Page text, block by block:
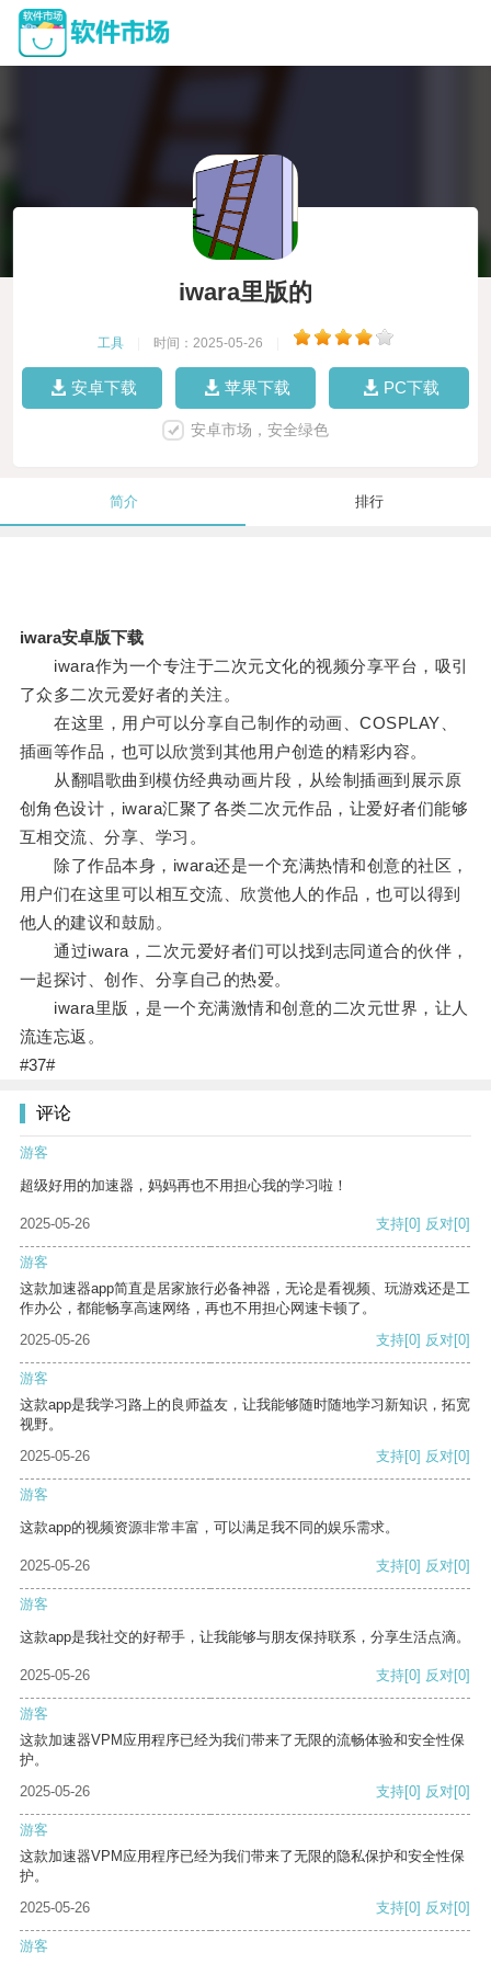
iwara里版的
工具 时间：2025-05-26
安卓下载 苹果下载 PC下载
安卓市场，安全绿色
简介 排行
iwara安卓版下载
iwara作为一个专注于二次元文化的视频分享平台，吸引
了众多二次元爱好者的关注。
在这里，用户可以分享自己制作的动画、COSPLAY、
插画等作品，也可以欣赏到其他用户创造的精彩内容。
从翻唱歌曲到模仿经典动画片段，从绘制插画到展示原
创角色设计，iwara汇聚了各类二次元作品，让爱好者们能够
互相交流、分享、学习。
除了作品本身，iwara还是一个充满热情和创意的社区，
用户们在这里可以相互交流、欣赏他人的作品，也可以得到
他人的建议和鼓励。
通过iwara，二次元爱好者们可以找到志同道合的伙伴，
一起探讨、创作、分享自己的热爱。
iwara里版，是一个充满激情和创意的二次元世界，让人
流连忘返。
#37#
评论
游客
超级好用的加速器，妈妈再也不用担心我的学习啦！
2025-05-26 支持[0] 反对[0]
游客
这款加速器app简直是居家旅行必备神器，无论是看视频、玩游戏还是工
作办公，都能畅享高速网络，再也不用担心网速卡顿了。
2025-05-26
支持[0] 反对[0]
游客
这款app是我学习路上的良师益友，让我能够随时随地学习新知识，拓宽
视野。
2025-05-26
支持[0] 反对[0]
游客
这款app的视频资源非常丰富，可以满足我不同的娱乐需求。
2025-05-26 支持[0] 反对[0]
游客
这款app是我社交的好帮手，让我能够与朋友保持联系，分享生活点滴。
2025-05-26 支持[0] 反对[0]
游客
这款加速器VPM应用程序已经为我们带来了无限的流畅体验和安全性保
护。
2025-05-26
支持[0] 反对[0]
游客
这款加速器VPM应用程序已经为我们带来了无限的隐私保护和安全性保
护。
2025-05-26
支持[0] 反对[0]
游客